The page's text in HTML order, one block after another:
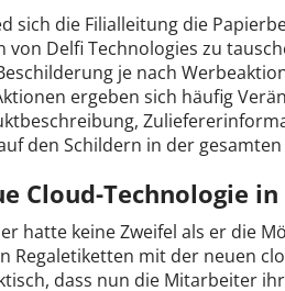
sich die Filialleitung die
von Delfi Technologies zu
je nach
ergeben sich häufig
den Schildern in der
Cloud-Technologie
hatte keine Zweifel als er die
Regaletiketten mit der neuen
dass nun die Mitarbeiter